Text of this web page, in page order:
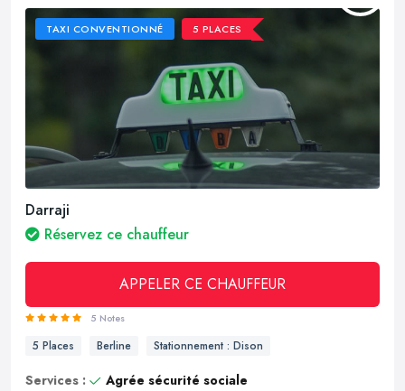
TAXI CONVENTIONNÉ 5 PLACES
Darraji
Réservez ce chauffeur
APPELER CE CHAUFFEUR
5 Notes
5 Places Berline Stationnement : Dison
Services :
Agrée sécurité sociale